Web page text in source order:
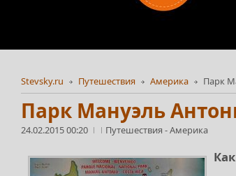
Stevsky.ru Путешествия Америка Парк
Парк Мануэль
24.02.2015 00:20 Путешествия -Америка